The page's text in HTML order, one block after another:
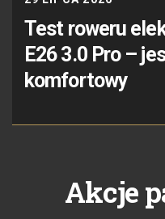
Test roweru
E26 3.0 Pro –
komfortowy
Akcje